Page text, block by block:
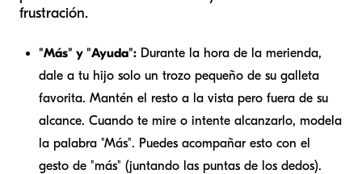
frustración.
"Más" y "Ayuda": Durante la hora de la merienda,
dale a tu hijo solo un trozo pequeño de su galleta
favorita. Mantén el resto a la vista pero fuera de su
alcance. Cuando te mire o intente alcanzarlo, modela
la palabra "Más". Puedes acompañar esto con el
gesto de "más" (juntando las puntas de los dedos).